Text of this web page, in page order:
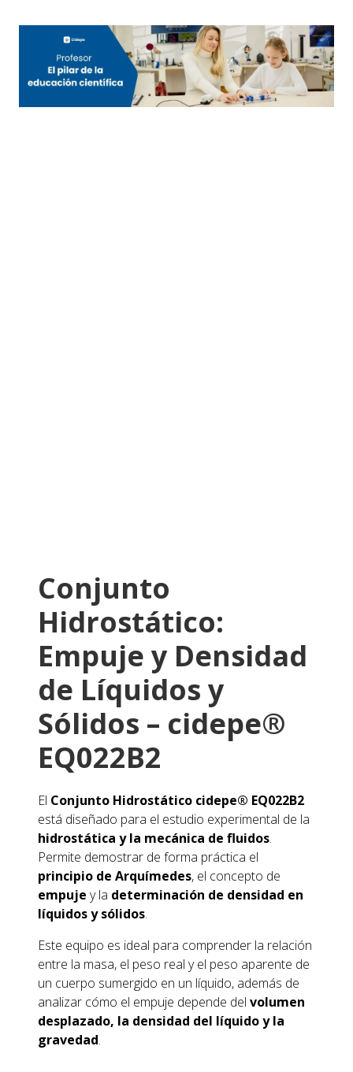
Conjunto
Hidrostático:
Empuje y Densidad
de Líquidos y
Sólidos – cidepe®
EQ022B2
El Conjunto Hidrostático cidepe® EQ022B2
está diseñado para el estudio experimental de la
hidrostática y la mecánica de fluidos.
Permite demostrar de forma práctica el
principio de Arquímedes, el concepto de
empuje y la determinación de densidad en
líquidos y sólidos.
Este equipo es ideal para comprender la relación
entre la masa, el peso real y el peso aparente de
un cuerpo sumergido en un líquido, además de
analizar cómo el empuje depende del volumen
desplazado, la densidad del líquido y la
gravedad.